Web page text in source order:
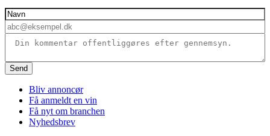
Send
Bliv annoncør
Få anmeldt en vin
Få nyt om branchen
Nyhedsbrev